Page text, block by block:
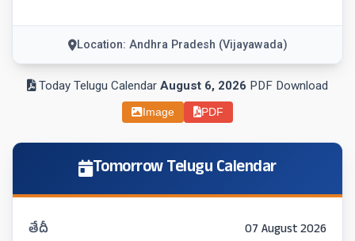
Location: Andhra Pradesh (Vijayawada)
Today Telugu Calendar August 6, 2026 PDF Download
Image PDF
Tomorrow Telugu Calendar
తేదీ
07 August 2026